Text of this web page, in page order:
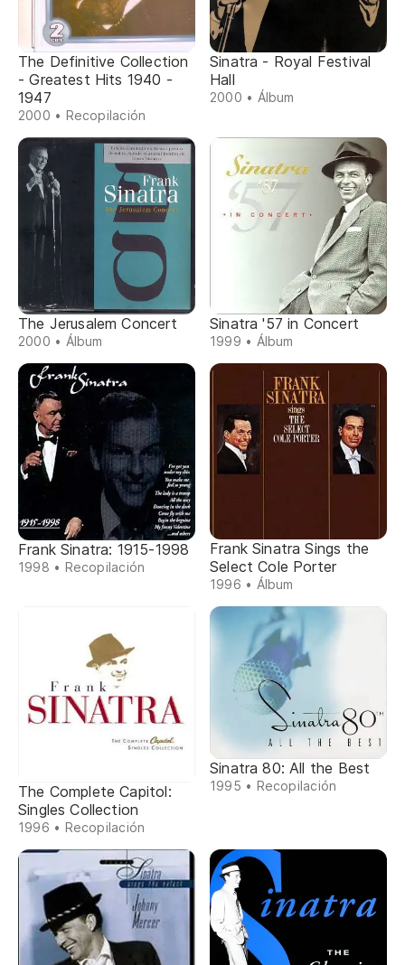
The Definitive Collection
- Greatest Hits 1940 -
1947
2000 • Recopilación
Sinatra - Royal Festival
Hall
2000 • Álbum
The Jerusalem Concert
2000 • Álbum
Sinatra '57 in Concert
1999 • Álbum
Frank Sinatra: 1915-1998
1998 • Recopilación
Frank Sinatra Sings the
Select Cole Porter
1996 • Álbum
The Complete Capitol:
Singles Collection
1996 • Recopilación
Sinatra 80: All the Best
1995 • Recopilación